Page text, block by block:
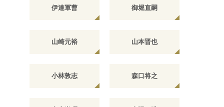
伊達軍曹 御堀直嗣
山崎元裕 山本晋也
小林敦志 森口将之